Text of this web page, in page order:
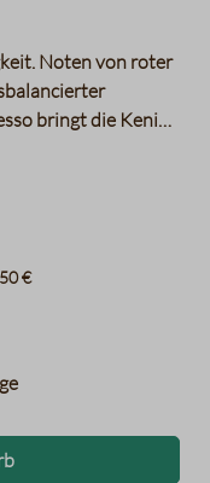
Noten von roter
bringt die Kenia-
ein
€